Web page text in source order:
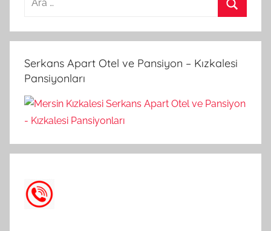
a
a
:
r
a
Serkans Apart Otel ve Pansiyon – Kızkalesi
Pansiyonları